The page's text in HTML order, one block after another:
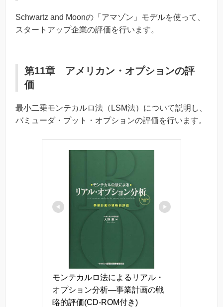
Schwartz and Moonの「アマゾン」モデルを使って、
スタートアップ企業の評価を行います。
第11章 アメリカン・オプションの評
価
最小二乗モンテカルロ法（LSM法）について説明し、
バミューダ・プット・オプションの評価を行います。
モンテカルロ法によるリアル・
オプション分析―事業計画の戦
略的評価(CD-ROM付き)